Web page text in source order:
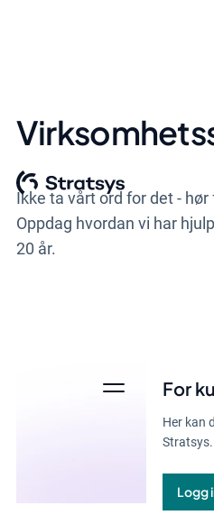
For
Her kan
Stratsys.
Logg
Ikke ta vårt ord for det -
Oppdag hvordan vi har
20 år.